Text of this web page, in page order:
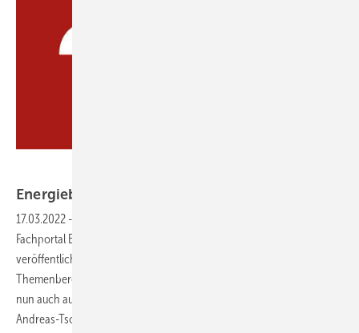
Energieberater fragen, Experten
17.03.2022 -
Fachportal Energieeffizientes Bauen und Sanieren (FEBS)
veröffentlichen wir exklusiv Fragen und Antworten zu verschiedenen
Themenbereichen der Energieberatung. Erste Fragen beziehen sich
nun auch auf das Gebäudeenergiegesetz (GEG). Kati Jagnow, Peter
Andreas-Tschiesche und Professor Manfred